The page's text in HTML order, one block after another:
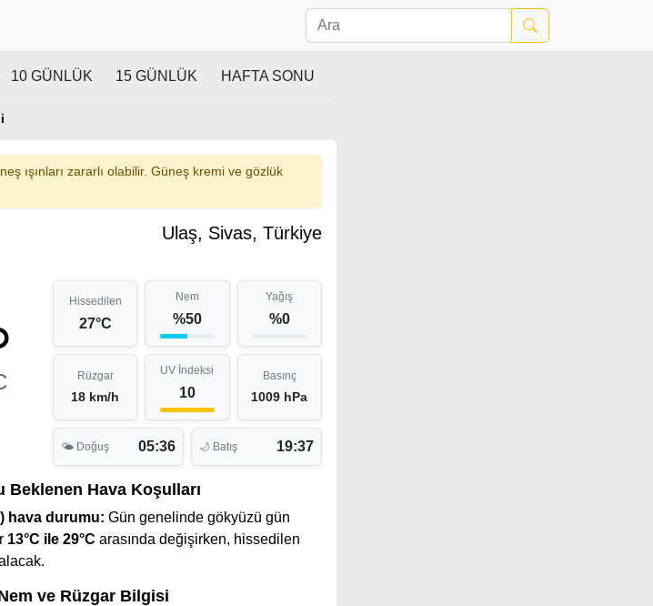
10 GÜNLÜK 15 GÜNLÜK HAFTA SONU
ışınları zararlı olabilir. Güneş kremi ve gözlük
Ulaş, Sivas, Türkiye
Hissedilen
27°C
Nem
%50
Yağış
%0
Rüzgar
18 km/h
UV İndeksi
10
Basınç
1009 hPa
🌤 Doğuş 05:36 🌙 Batış 19:37
Hava Koşulları
hava durumu: Gün genelinde gökyüzü gün
13°C ile 29°C arasında değişirken, hissedilen
ve Rüzgar Bilgisi